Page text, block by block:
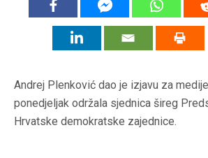
Andrej Plenković dao je izjavu za
ponedjeljak održala sjednica šireg
Hrvatske demokratske zajednice.